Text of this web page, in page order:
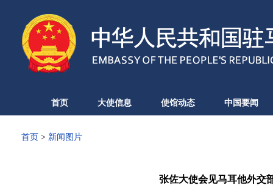
首页 大使信息 使馆动态 中国要闻
首页 > 新闻图片
张佐大使会见马耳他外交